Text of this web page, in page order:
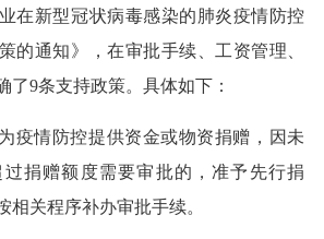
在新型冠状病毒感染的肺炎疫情防控
的通知》，在审批手续、工资管理、
了9条支持政策。具体如下：
疫情防控提供资金或物资捐赠，因未
捐赠额度需要审批的，准予先行捐
相关程序补办审批手续。